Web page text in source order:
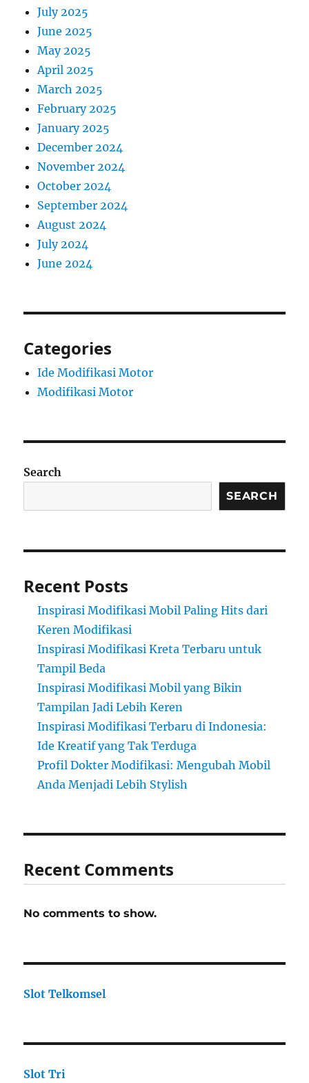
July 2025
June 2025
May 2025
April 2025
March 2025
February 2025
January 2025
December 2024
November 2024
October 2024
September 2024
August 2024
July 2024
June 2024
Categories
Ide Modifikasi Motor
Modifikasi Motor
Search
SEARCH
Recent Posts
Inspirasi Modifikasi Mobil Paling Hits dari
Keren Modifikasi
Inspirasi Modifikasi Kreta Terbaru untuk
Tampil Beda
Inspirasi Modifikasi Mobil yang Bikin
Tampilan Jadi Lebih Keren
Inspirasi Modifikasi Terbaru di Indonesia:
Ide Kreatif yang Tak Terduga
Profil Dokter Modifikasi: Mengubah Mobil
Anda Menjadi Lebih Stylish
Recent Comments
No comments to show.
Slot Telkomsel
Slot Tri